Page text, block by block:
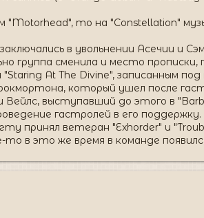
"Motorhead", то на "Constellation"
в увольнении Асечии и
группа сменила и место прописки,
At The Divine", записанным
который ушел после
выступавший до этого в
гастролей в его поддержку.
принял ветеран "Exhorder" и
то в это же время в команде